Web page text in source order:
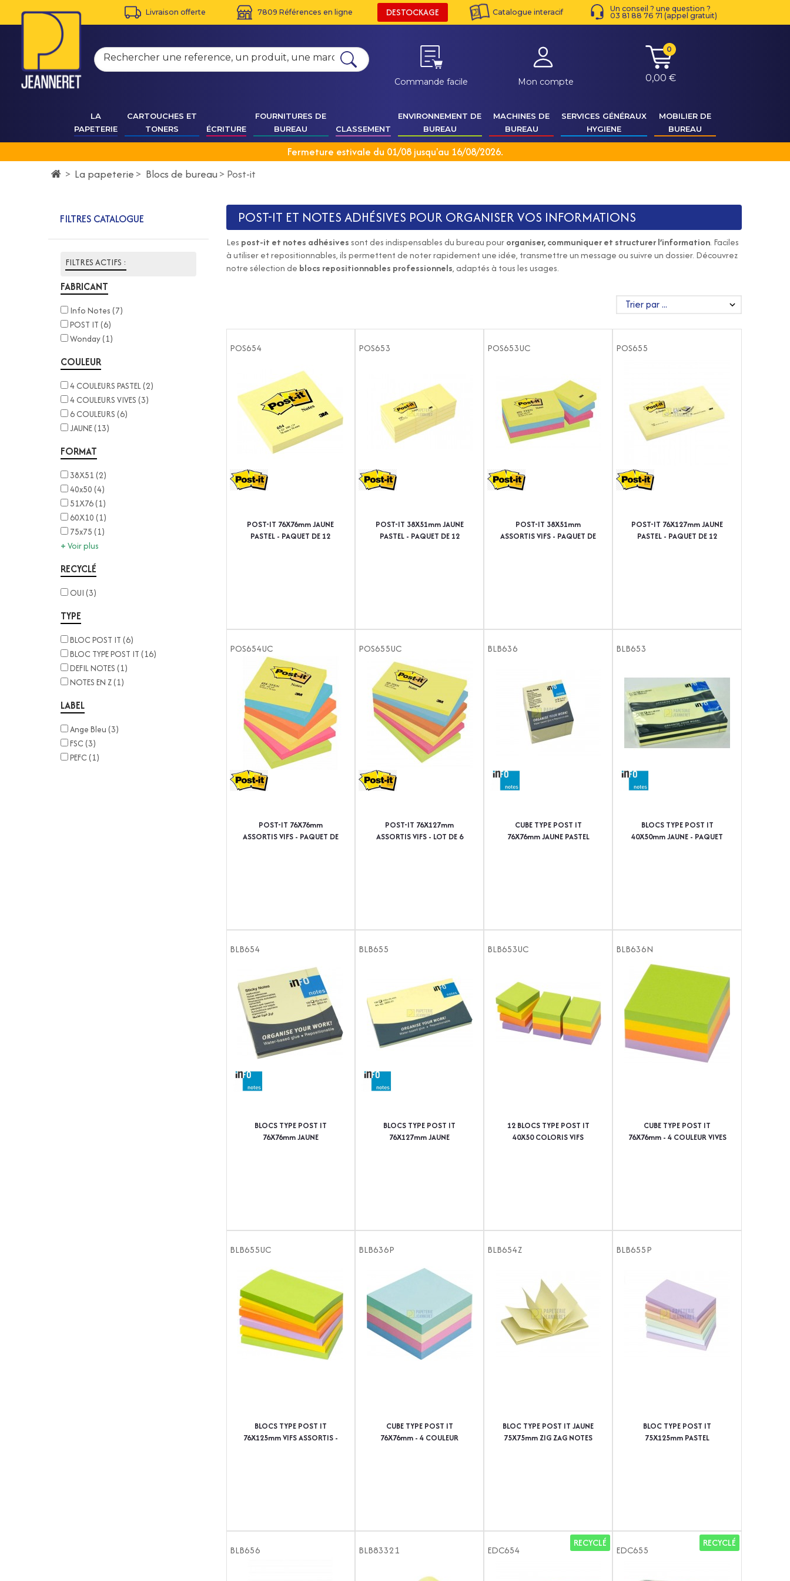
Livraison offerte 7809 Références en ligne DESTOCKAGE Catalogue interacif
Un conseil ? une question ?
03 81 88 76 71 (appel gratuit)
Commande facile Mon compte
0
0,00 €
LA
PAPETERIE
CARTOUCHES ET
TONERS
ÉCRITURE
FOURNITURES DE
BUREAU
CLASSEMENT
ENVIRONNEMENT DE
BUREAU
MACHINES DE
BUREAU
SERVICES GÉNÉRAUX
HYGIENE
MOBILIER DE
BUREAU
Fermeture estivale du 01/08 jusqu'au 16/08/2026.
> La papeterie > Blocs de bureau > Post-it
FILTRES CATALOGUE
FILTRES ACTIFS :
FABRICANT
Info Notes (7)
POST IT (6)
Wonday(1)
COULEUR
4 COULEURS PASTEL(2)
4 COULEURS VIVES (3)
6 COULEURS (6)
JAUNE(13)
FORMAT
38X51 (2)
40x50 (4)
51X76(1)
60X10 (1)
75x75 (1)
+Voir plus
RECYCLÉ
OUI (3)
TYPE
BLOC POST IT (6)
BLOC TYPE POST IT (16)
DEFIL NOTES (1)
NOTES EN Z(1)
LABEL
Ange Bleu (3)
FSC (3)
PEFC (1)
POST-IT ET NOTES ADHÉSIVES POUR ORGANISER VOS INFORMATIONS
Les post-it et notes adhésivessont des indispensables du bureau pourorganiser, communiquer et structurer l’information. Faciles
à utiliser et repositionnables, ils permettent de noter rapidement une idée, transmettre un message ou suivre un dossier. Découvrez
notre sélection de blocs repositionnables professionnels, adaptés à tous les usages.
POS654
POST-IT 76X76mm JAUNE
PASTEL - PAQUET DE 12
POS653
POST-IT 38X51mm JAUNE
PASTEL - PAQUET DE 12
POS653UC
POST-IT 38X51mm
ASSORTIS VIFS - PAQUET DE
POS655
POST-IT 76X127mm JAUNE
PASTEL - PAQUET DE 12
POS654UC
POST-IT 76X76mm
ASSORTIS VIFS - PAQUET DE
POS655UC
POST-IT 76X127mm
ASSORTIS VIFS - LOT DE 6
BLB636
CUBE TYPE POST IT
76X76mm JAUNE PASTEL
BLB653
BLOCS TYPE POST IT
40X50mm JAUNE - PAQUET
BLB654
BLOCS TYPE POST IT
76X76mm JAUNE
BLB655
BLOCS TYPE POST IT
76X127mm JAUNE
BLB653UC
12 BLOCS TYPE POST IT
40X50 COLORIS VIFS
BLB636N
CUBE TYPE POST IT
76X76mm - 4 COULEUR VIVES
BLB655UC
BLOCS TYPE POST IT
76X125mm VIFS ASSORTIS -
BLB636P
CUBE TYPE POST IT
76X76mm - 4 COULEUR
BLB654Z
BLOC TYPE POST IT JAUNE
75X75mm ZIG ZAG NOTES
BLB655P
BLOC TYPE POST IT
75X125mm PASTEL
BLB656 BLB83321 EDC654
RECYCLÉ
EDC655
RECYCLÉ